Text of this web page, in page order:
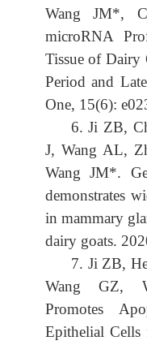
Wang JM*,
microRNA
Tissue of Dairy
Period and
One, 15(6):
6. Ji ZB,
J, Wang AL,
Wang JM*.
demonstrates
in mammary
dairy goats.
7. Ji ZB,
Wang GZ,
Promotes
Epithelial